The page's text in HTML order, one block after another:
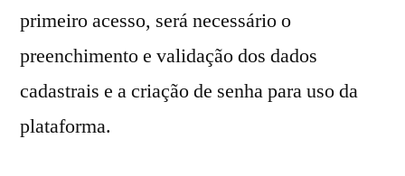
primeiro acesso, será necessário o
preenchimento e validação dos dados
cadastrais e a criação de senha para uso da
plataforma.